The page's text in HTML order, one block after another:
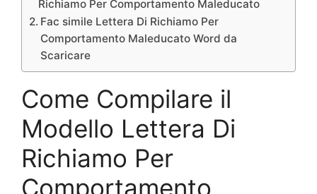
Richiamo Per Comportamento Maleducato
Fac simile Lettera Di Richiamo Per
Comportamento Maleducato Word da
Scaricare
Come Compilare il
Modello Lettera Di
Richiamo Per
Comportamento